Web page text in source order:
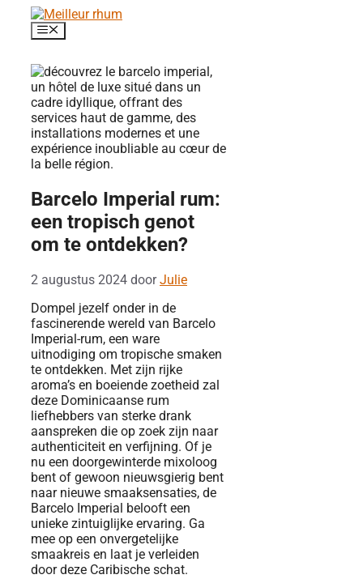
Menu
Barcelo Imperial rum:
een tropisch genot
om te ontdekken?
2 augustus 2024 doorJulie
Dompel jezelf onder in de
fascinerende wereld van Barcelo
Imperial-rum, een ware
uitnodiging om tropische smaken
te ontdekken. Met zijn rijke
aroma’s en boeiende zoetheid zal
deze Dominicaanse rum
liefhebbers van sterke drank
aanspreken die op zoek zijn naar
authenticiteit en verfijning. Of je
nu een doorgewinterde mixoloog
bent of gewoon nieuwsgierig bent
naar nieuwe smaaksensaties, de
Barcelo Imperial belooft een
unieke zintuiglijke ervaring. Ga
mee op een onvergetelijke
smaakreis en laat je verleiden
door deze Caribische schat.